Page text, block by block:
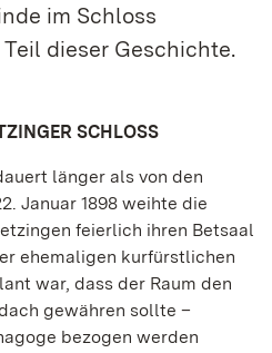
im Schloss
dieser Geschichte.
SCHLOSS
länger als von den
Januar 1898 weihte die
feierlich ihren Betsaal
ehemaligen kurfürstlichen
war, dass der Raum den
gewähren sollte –
bezogen werden